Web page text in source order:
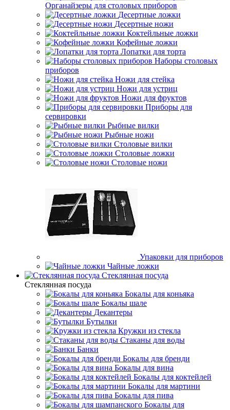
Органайзеры для столовых приборов
Десертные ложки
Десертные ножи
Коктейльные ложки
Кофейные ложки
Лопатки для торта
Наборы столовых
приборов
Ножи для стейка
Ножи для устриц
Ножи для фруктов
Приборы для
сервировки
Рыбные вилки
Рыбные ножи
Столовые вилки
Столовые ложки
Столовые ножи
Упаковки для приборов
Чайные ложки
Стеклянная посуда
Стеклянная посуда
Бокалы для коньяка
Бокалы шале
Декантеры
Бутылки
Кружки из стекла
Стаканы для воды
Банки
Бокалы для бренди
Бокалы для вина
Бокалы для коктейлей
Бокалы для мартини
Бокалы для пива
Бокалы для